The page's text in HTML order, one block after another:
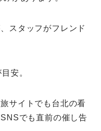
スタッフがフレンド
安。
サイトでも台北の看
でも直前の催し告